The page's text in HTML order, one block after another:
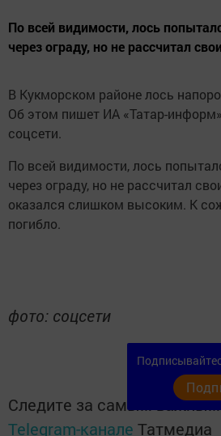
По всей видимости, лось
через ограду, но не рассчитал
В Кукморском районе лось
Об этом пишет ИА «Татар-
соцсети.
По всей видимости, лось
через ограду, но не рассчитал
оказался слишком высоким. К
погибло.
фото: соцсети
Следите за самым важным
Telegram-канале Татмедиа